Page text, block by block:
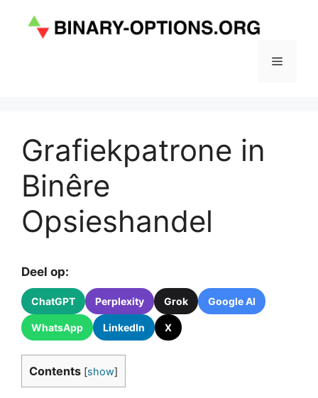
Menu
Grafiekpatrone in
Binêre
Opsieshandel
Deel op:
ChatGPT Perplexity Grok Google AI
WhatsApp LinkedIn X
Contents [show]